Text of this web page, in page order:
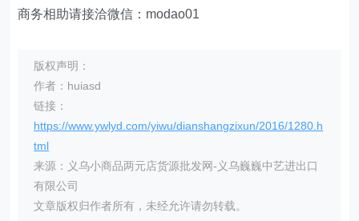
商务相助请接洽微信：modao01
版权声明：
作者：huiasd
链接：
https://www.ywlyd.com/yiwu/dianshangzixun/2016/1280.h
tml
来源：义乌小商品两元店货源批发网-义乌巍巍中艺进出口
有限公司
文章版权归作者所有，未经允许请勿转载。